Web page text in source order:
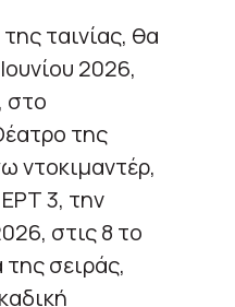
ταινίας, θα
2026,
στο
της
ντοκιμαντέρ,
3, την
στις 8 το
σειράς,